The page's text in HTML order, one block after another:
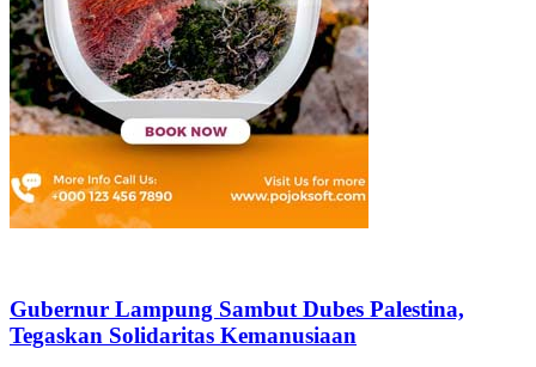
Gubernur Lampung Sambut Dubes Palestina,
Tegaskan Solidaritas Kemanusiaan